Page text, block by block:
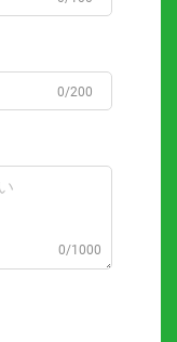
0/200
0/1000